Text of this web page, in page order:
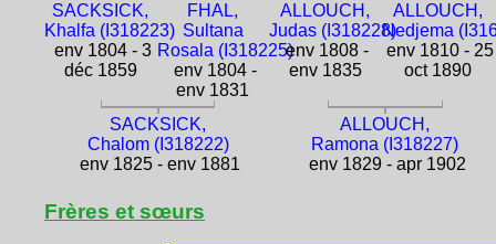
SACKSICK,
Khalfa (I318223)
env 1804 - 3
déc 1859
FHAL,
Sultana
Rosala (I318225)
env 1804 -
env 1831
ALLOUCH,
Judas (I318228)
env 1808 -
env 1835
ALLOUCH,
Nedjema
env 1810 - 25
oct 1890
SACKSICK,
Chalom (I318222)
env 1825 - env 1881
ALLOUCH,
Ramona (I318227)
env 1829 - apr 1902
Frères et sœurs